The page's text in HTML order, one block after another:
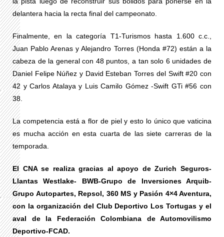
delantera hacia la recta final del campeonato.
Finalmente, en la categoría T1-Turismos hasta 1.600 c.c.,
Juan Pablo Arenas y Alejandro Torres (Honda #72) están a la
cabeza de la general con 48 puntos, a tan solo 6 unidades de
Daniel Felipe Núñez y David Esteban Torres del Swift #20 con
42 y Carlos Atalaya y Luis Camilo Gómez -Swift GTi #56 con
38.
La competencia está a flor de piel y esto lo único que vaticina
es mucha acción en esta cuarta de las siete carreras de la
temporada.
El CNA se realiza gracias al apoyo de Zurich Seguros-
Llantas Westlake- BWB-Grupo de Inversiones Arquib-
Grupo Autopartes, Repsol, 360 MS y Pasión 4×4 Aventura,
con la organización del Club Deportivo Los Tortugas y el
aval de la Federación Colombiana de Automovilismo
Deportivo-FCAD.